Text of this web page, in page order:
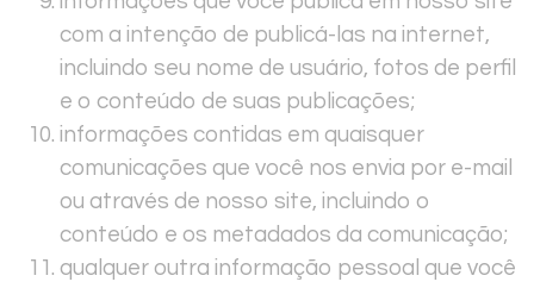
com a intenção de publicá-las na internet,
incluindo seu nome de usuário, fotos de perfil
e o conteúdo de suas publicações;
informações contidas em quaisquer
comunicações que você nos envia por e-mail
ou através de nosso site, incluindo o
conteúdo e os metadados da comunicação;
qualquer outra informação pessoal que você